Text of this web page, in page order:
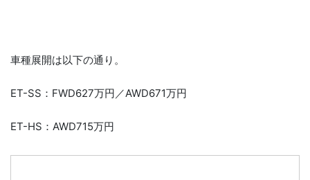
車種展開は以下の通り。
ET-SS：FWD627万円／AWD671万円
ET-HS：AWD715万円